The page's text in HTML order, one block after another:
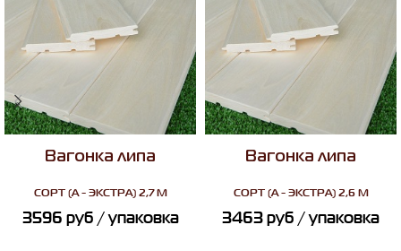
Вагонка липа
СОРТ(А - ЭКСТРА) 2,7 М
3596руб / упаковка
Вагонка липа
СОРТ(А - ЭКСТРА) 2,6 М
3463руб/ упаковка